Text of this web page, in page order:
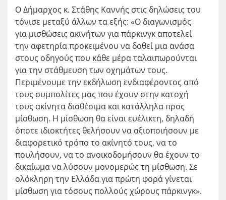
Ο Δήμαρχος κ. Στάθης Καννής στις δηλώσεις του
τόνισε μεταξύ άλλων τα εξής: «Ο διαγωνισμός
για μισθώσεις ακινήτων για πάρκινγκ αποτελεί
την αφετηρία προκειμένου να δοθεί μια ανάσα
στους οδηγούς που κάθε μέρα ταλαιπωρούνται
για την στάθμευση των οχημάτων τους.
Περιμένουμε την εκδήλωση ενδιαφέροντος από
τους συμπολίτες μας που έχουν στην κατοχή
τους ακίνητα διαθέσιμα και κατάλληλα προς
μίσθωση. Η μίσθωση θα είναι ευέλικτη, δηλαδή
όποτε ιδιοκτήτες θελήσουν να αξιοποιήσουν με
διαφορετικό τρόπο το ακίνητό τους, να το
πουλήσουν, να το ανοικοδομήσουν θα έχουν το
δικαίωμα να λύσουν μονομερώς τη μίσθωση. Σε
ολόκληρη την Ελλάδα για πρώτη φορά γίνεται
μίσθωση για τόσους πολλούς χώρους πάρκινγκ».